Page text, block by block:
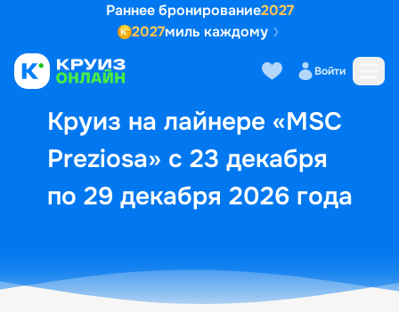
Раннее бронирование2027
2027миль каждому
Войти
Круиз на лайнере «MSC
Preziosa» с 23 декабря
по 29 декабря 2026 года
Выбор кают Маршрут и